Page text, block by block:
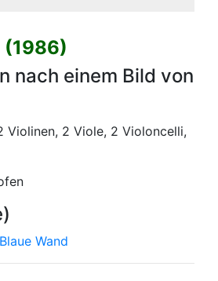
(1986)
nach einem Bild von
Violinen, 2 Viole, 2 Violoncelli,
Blaue Wand